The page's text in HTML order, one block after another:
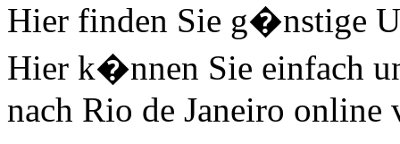
Hier finden Sie g�nstige
Hier k�nnen Sie einfach
nach Rio de Janeiro online